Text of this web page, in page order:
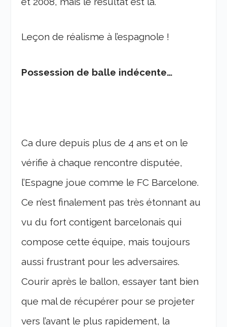
Leçon de réalisme à l’espagnole !
Possession de balle indécente…
Ca dure depuis plus de 4 ans et on le
vérifie à chaque rencontre disputée,
l’Espagne joue comme le FC Barcelone.
Ce n’est finalement pas très étonnant au
vu du fort contigent barcelonais qui
compose cette équipe, mais toujours
aussi frustrant pour les adversaires.
Courir après le ballon, essayer tant bien
que mal de récupérer pour se projeter
vers l’avant le plus rapidement, la